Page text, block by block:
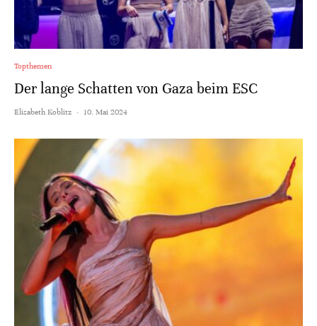
Topthemen
Der lange Schatten von Gaza beim ESC
Elisabeth Koblitz · 10. Mai 2024